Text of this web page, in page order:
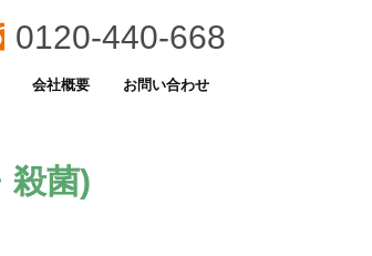
0120-440-668
会社概要 お問い合わせ
殺菌)